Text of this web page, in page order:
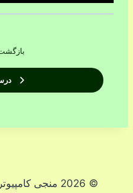
© 2026 منجی کامپیوتر - قالب وردپرس توسط